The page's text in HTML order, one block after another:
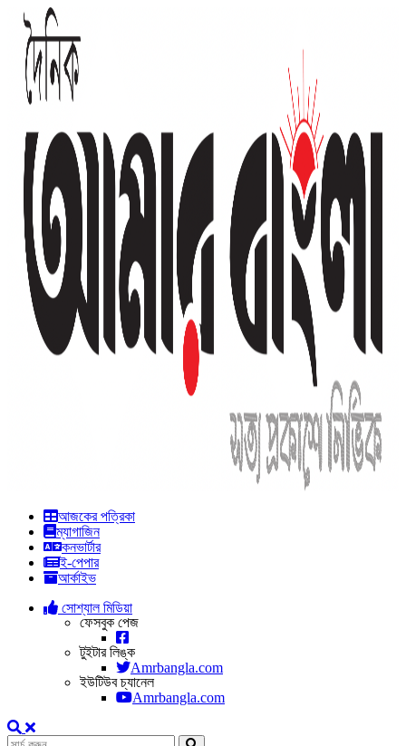
আজকের পত্রিকা
ম্যাগাজিন
কনভার্টার
ই-পেপার
আর্কাইভ
সোশ্যাল মিডিয়া
ফেসবুক পেজ
টুইটার লিঙ্ক
Amrbangla.com
ইউটিউব চ্যানেল
Amrbangla.com